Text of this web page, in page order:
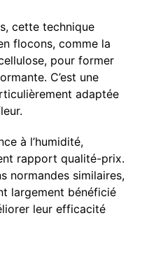
cette technique
flocons, comme la
pour former
C’est une
adaptée
à l’humidité,
rapport qualité-prix.
normandes similaires,
largement bénéficié
leur efficacité